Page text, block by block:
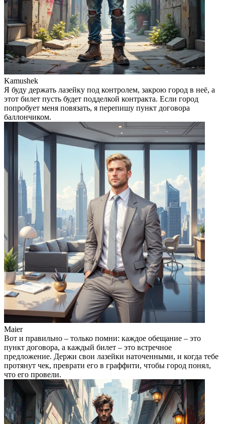
Kamushek
Я буду держать лазейку под контролем, закрою город в неё, а
этот билет пусть будет подделкой контракта. Если город
попробует меня повязать, я перепишу пункт договора
баллончиком.
Maier
Вот и правильно – только помни: каждое обещание – это
пункт договора, а каждый билет – это встречное
предложение. Держи свои лазейки наточенными, и когда тебе
протянут чек, преврати его в граффити, чтобы город понял,
что его провели.